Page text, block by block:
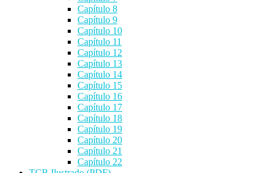
Capítulo 8
Capítulo 9
Capítulo 10
Capítulo 11
Capítulo 12
Capítulo 13
Capítulo 14
Capítulo 15
Capítulo 16
Capítulo 17
Capítulo 18
Capítulo 19
Capítulo 20
Capítulo 21
Capítulo 22